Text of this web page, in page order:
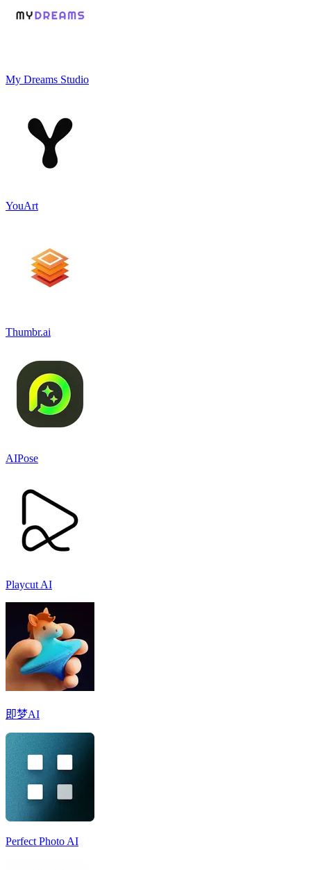
My Dreams Studio
YouArt
Thumbr.ai
AIPose
Playcut AI
即梦AI
Perfect Photo AI